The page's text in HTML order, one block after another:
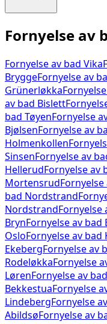
Fornyelse av
Fornyelse av bad Vika
BryggeFornyelse av
Grünerløkka
av bad Bislett
bad TøyenFornyelse
BjølsenFornyelse av
Holmenkollen
SinsenFornyelse av
HellerudFornyelse av
MortensrudFornyelse
bad Nordstrand
NordstrandFornyelse
BrynFornyelse av bad
OsloFornyelse av bad
EkebergFornyelse av
RodeløkkaFornyelse
LørenFornyelse av bad
BekkestuaFornyelse
LindebergFornyelse
AbildsøFornyelse av